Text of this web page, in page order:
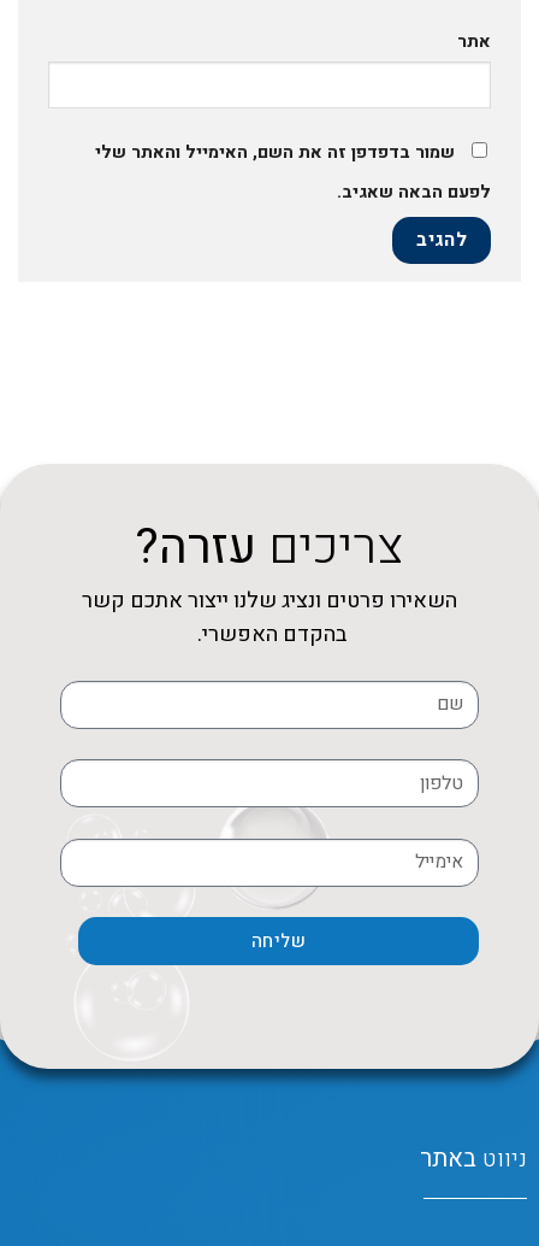
אתר
שמור בדפדפן זה את השם, האימייל והאתר שלי
לפעם הבאה שאגיב.
צריכים עזרה?
השאירו פרטים ונציג שלנו ייצור אתכם קשר
בהקדם האפשרי.
שליחה
ניווט באתר